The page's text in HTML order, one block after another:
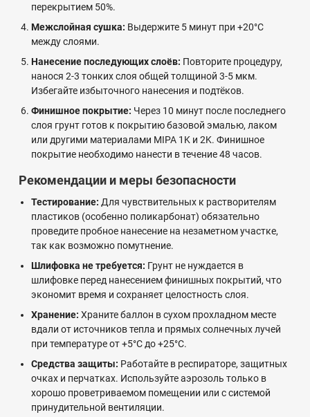
перекрытием 50%.
Межслойная сушка: Выдержите 5 минут при +20°C
между слоями.
Нанесение последующих слоёв: Повторите процедуру,
нанося 2-3 тонких слоя общей толщиной 3-5 мкм.
Избегайте избыточного нанесения и подтёков.
Финишное покрытие: Через 10 минут после последнего
слоя грунт готов к покрытию базовой эмалью, лаком
или другими материалами MIPA 1K и 2K. Финишное
покрытие необходимо нанести в течение 48 часов.
Рекомендации и меры безопасности
Тестирование: Для чувствительных к растворителям
пластиков (особенно поликарбонат) обязательно
проведите пробное нанесение на незаметном участке,
так как возможно помутнение.
Шлифовка не требуется: Грунт не нуждается в
шлифовке перед нанесением финишных покрытий, что
экономит время и сохраняет целостность слоя.
Хранение: Храните баллон в сухом прохладном месте
вдали от источников тепла и прямых солнечных лучей
при температуре от +5°C до +25°C.
Средства защиты: Работайте в респираторе, защитных
очках и перчатках. Используйте аэрозоль только в
хорошо проветриваемом помещении или с системой
принудительной вентиляции.